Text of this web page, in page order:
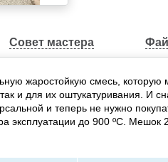
Совет мастера
жаростойкую смесь, которую
и для их оштукатуривания. И
и теперь не нужно
эксплуатации до 900 ºС. Мешок